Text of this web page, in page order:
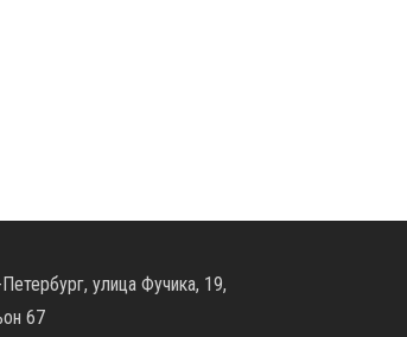
улица Фучика, 19,
67